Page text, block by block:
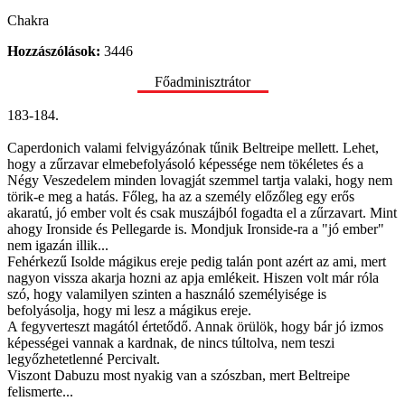
Chakra
Hozzászólások: 3446
Főadminisztrátor
183-184.
Caperdonich valami felvigyázónak tűnik Beltreipe mellett. Lehet,
hogy a zűrzavar elmebefolyásoló képessége nem tökéletes és a
Négy Veszedelem minden lovagját szemmel tartja valaki, hogy nem
törik-e meg a hatás. Főleg, ha az a személy előzőleg egy erős
akaratú, jó ember volt és csak muszájból fogadta el a zűrzavart. Mint
ahogy Ironside és Pellegarde is. Mondjuk Ironside-ra a "jó ember"
nem igazán illik...
Fehérkezű Isolde mágikus ereje pedig talán pont azért az ami, mert
nagyon vissza akarja hozni az apja emlékeit. Hiszen volt már róla
szó, hogy valamilyen szinten a használó személyisége is
befolyásolja, hogy mi lesz a mágikus ereje.
A fegyverteszt magától értetődő. Annak örülök, hogy bár jó izmos
képességei vannak a kardnak, de nincs túltolva, nem teszi
legyőzhetetlenné Percivalt.
Viszont Dabuzu most nyakig van a szószban, mert Beltreipe
felismerte...